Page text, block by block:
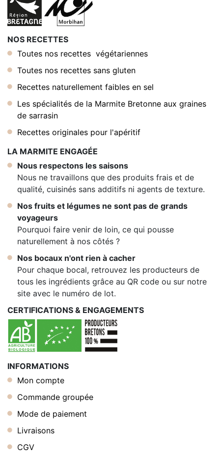
NOS RECETTES
Toutes nos recettes végétariennes
Toutes nos recettes sans gluten
Recettes naturellement faibles en sel
Les spécialités de la Marmite Bretonne aux graines
de sarrasin
Recettes originales pour l'apéritif
LA MARMITE ENGAGÉE
Nous respectons les saisons
Nous ne travaillons que des produits frais et de
qualité, cuisinés sans additifs ni agents de texture.
Nos fruits et légumes ne sont pas de grands
voyageurs
Pourquoi faire venir de loin, ce qui pousse
naturellement à nos côtés ?
Nos bocaux n'ont rien à cacher
Pour chaque bocal, retrouvez les producteurs de
tous les ingrédients grâce au QR code ou sur notre
site avec le numéro de lot.
CERTIFICATIONS & ENGAGEMENTS
INFORMATIONS
Mon compte
Commande groupée
Mode de paiement
Livraisons
CGV